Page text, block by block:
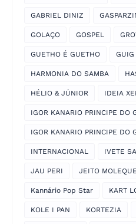
GABRIEL DINIZ
GOLAÇO GOSPEL
GUETHO É GUETHO GUIG
HARMONIA DO SAMBA
HÉLIO & JÚNIOR IDEIA
IGOR KANARIO PRINCIPE DO
IGOR KANARIO PRINCIPE DO
INTERNACIONAL IVETE
JAU PERI JEITO MOLEQUE
Kannário Pop Star KART
KOLE I PAN KORTEZIA